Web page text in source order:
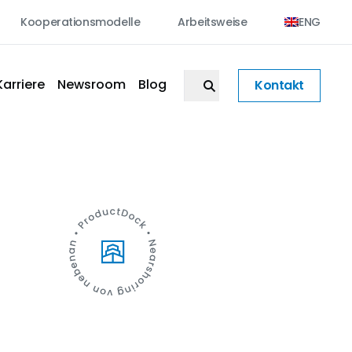
Kooperationsmodelle Arbeitsweise ENG
Newsroom Blog Kontakt